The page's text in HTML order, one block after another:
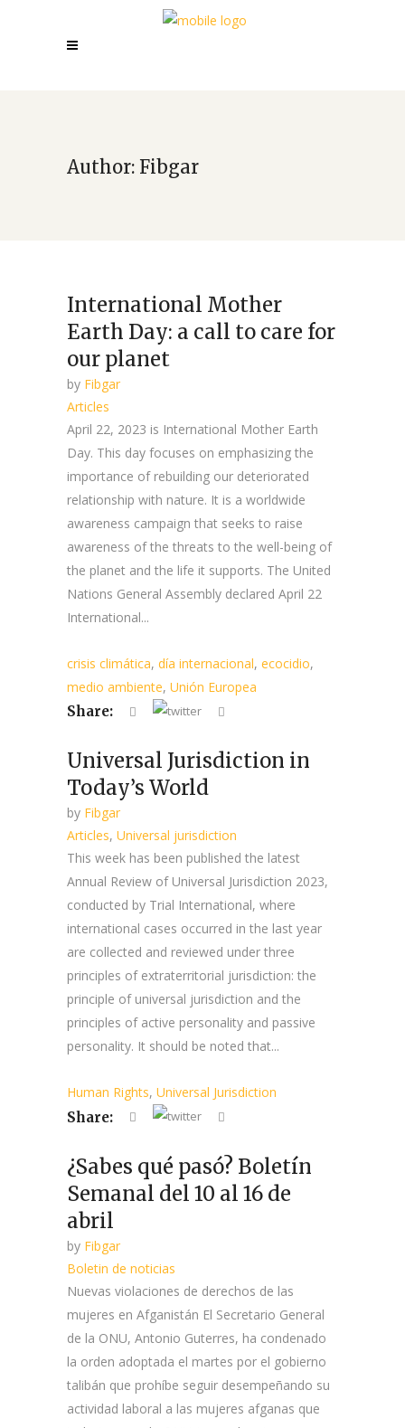
Author: Fibgar
International Mother
Earth Day: a call to care for
our planet
by Fibgar
Articles
April 22, 2023 is International Mother Earth
Day. This day focuses on emphasizing the
importance of rebuilding our deteriorated
relationship with nature. It is a worldwide
awareness campaign that seeks to raise
awareness of the threats to the well-being of
the planet and the life it supports. The United
Nations General Assembly declared April 22
International...
crisis climática, día internacional, ecocidio,
medio ambiente, Unión Europea
Share:
Universal Jurisdiction in
Today’s World
by Fibgar
Articles, Universal jurisdiction
This week has been published the latest
Annual Review of Universal Jurisdiction 2023,
conducted by Trial International, where
international cases occurred in the last year
are collected and reviewed under three
principles of extraterritorial jurisdiction: the
principle of universal jurisdiction and the
principles of active personality and passive
personality. It should be noted that...
Human Rights, Universal Jurisdiction
Share:
¿Sabes qué pasó? Boletín
Semanal del 10 al 16 de
abril
by Fibgar
Boletin de noticias
Nuevas violaciones de derechos de las
mujeres en Afganistán El Secretario General
de la ONU, Antonio Guterres, ha condenado
la orden adoptada el martes por el gobierno
talibán que prohíbe seguir desempeñando su
actividad laboral a las mujeres afganas que